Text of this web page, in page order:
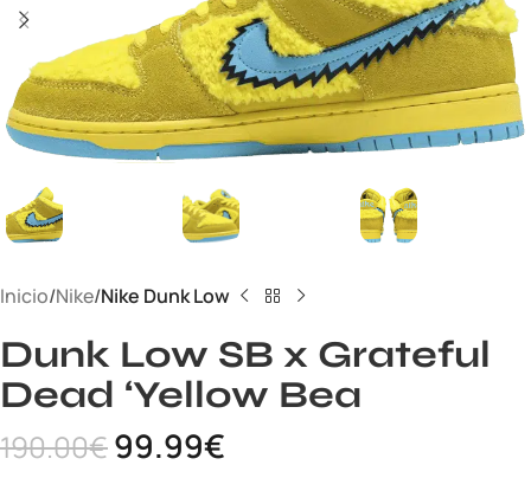
Inicio Nike Nike Dunk Low
Dunk Low SB x Grateful
Dead ‘Yellow Bea
190.00€99.99€